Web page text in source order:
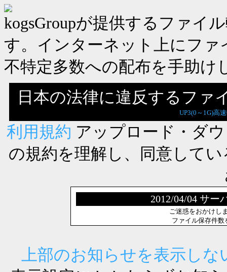
kogsGroupが提供するファイ
す。インターネット上にフ
不特定多数への配布を手助け
日本の法律に違反するファ
UP3(0～1G)高
利用規約 アップロード・ダ
の規約を理解し、同意して
2012/04/04 サー
ご迷惑をおかけし
ファイル保存件
上部のお知らせを表示しな